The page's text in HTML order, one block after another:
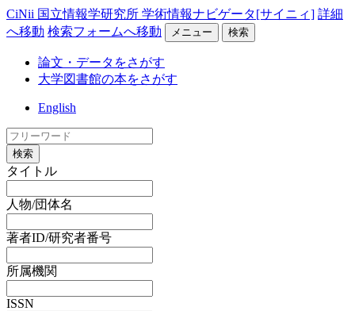
CiNii 国立情報学研究所 学術情報ナビゲータ[サイニィ] 詳細
へ移動 検索フォームへ移動 メニュー 検索
論文・データをさがす
大学図書館の本をさがす
English
検索
タイトル
人物/団体名
著者ID/研究者番号
所属機関
ISSN